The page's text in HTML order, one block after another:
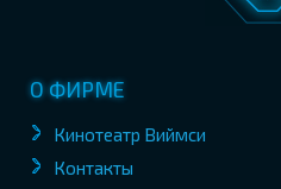
О ФИРМЕ
Кинотеатр Виймси
Контакты